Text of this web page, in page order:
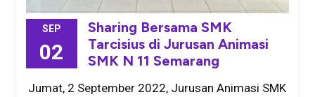
SEP
02
Sharing Bersama SMK
Tarcisius di Jurusan Animasi
SMK N 11 Semarang
Jumat, 2 September 2022, Jurusan Animasi SMK